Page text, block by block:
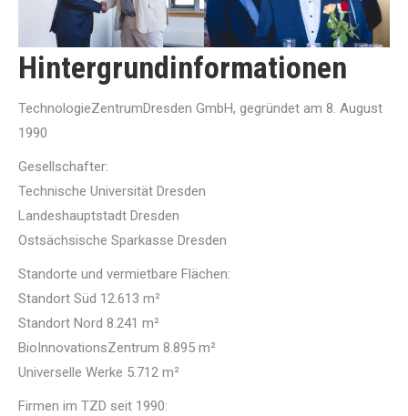
Hintergrundinformationen
TechnologieZentrumDresden GmbH, gegründet am 8. August
1990
Gesellschafter:
Technische Universität Dresden
Landeshauptstadt Dresden
Ostsächsische Sparkasse Dresden
Standorte und vermietbare Flächen:
Standort Süd 12.613 m²
Standort Nord 8.241 m²
BioInnovationsZentrum 8.895 m²
Universelle Werke 5.712 m²
Firmen im TZD seit 1990: